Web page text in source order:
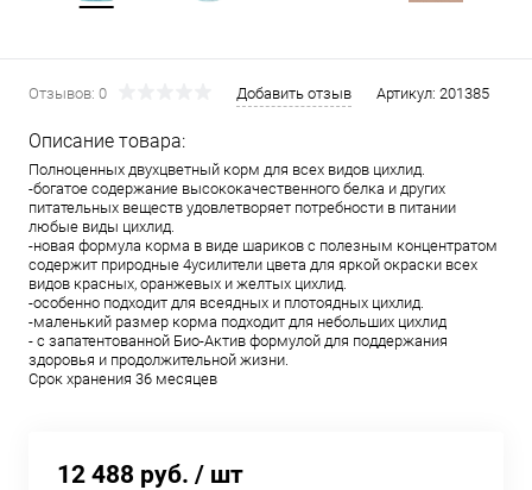
Отзывов: 0 Добавить отзыв Артикул: 201385
Описание товара:
Полноценных двухцветный корм для всех видов цихлид.
-богатое содержание высококачественного белка и других
питательных веществ удовлетворяет потребности в питании
любые виды цихлид.
-новая формула корма в виде шариков с полезным концентратом
содержит природные 4усилители цвета для яркой окраски всех
видов красных, оранжевых и желтых цихлид.
-особенно подходит для всеядных и плотоядных цихлид.
-маленький размер корма подходит для небольших цихлид
- с запатентованной Био-Актив формулой для поддержания
здоровья и продолжительной жизни.
Срок хранения 36 месяцев
12 488 руб. / шт